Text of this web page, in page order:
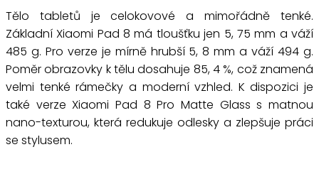
Tělo tabletů je celokovové a mimořádně tenké.
Základní Xiaomi Pad 8 má tloušťku jen 5, 75 mm a váží
485 g. Pro verze je mírně hrubší 5, 8 mm a váží 494 g.
Poměr obrazovky k tělu dosahuje 85, 4 %, což znamená
velmi tenké rámečky a moderní vzhled. K dispozici je
také verze Xiaomi Pad 8 Pro Matte Glass s matnou
nano-texturou, která redukuje odlesky a zlepšuje práci
se stylusem.